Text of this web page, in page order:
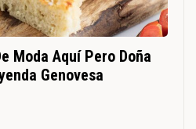
Moda Aquí Pero Doña
Genovesa